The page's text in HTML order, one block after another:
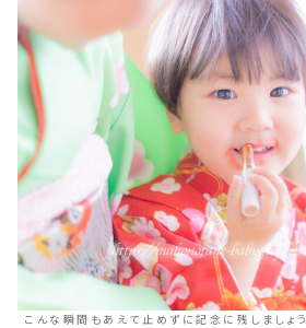
こんな瞬間もあえて止めずに記念に残しましょう